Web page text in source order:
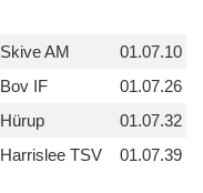
Skive AM
01.07.10
Bov IF
01.07.26
Hürup
01.07.32
Harrislee TSV 01.07.39